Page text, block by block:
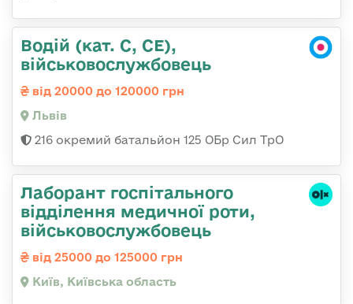
Водій (кат. С, СЕ),
військовослужбовець
від 20000 до 120000 грн
Львів
216 окремий батальйон 125 ОБр Сил ТрО
Лаборант госпітального
відділення медичної роти,
військовослужбовець
від 25000 до 125000 грн
Київ, Київська область